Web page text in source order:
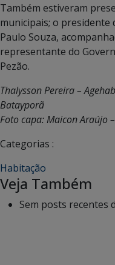
Também estiveram
municipais; o presidente
Paulo Souza,
representante do
Pezão.
Thalysson Pereira –
Batayporã
Foto capa: Maicon Araújo
Categorias :
Habitação
Veja Também
Sem posts recentes